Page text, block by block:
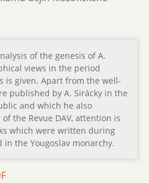
of the genesis of A.
views in the period
is given. Apart from the well-
published by A. Sirácky in the
and which he also
the Revue DAV, attention is
which were written during
the Yougoslav monarchy.